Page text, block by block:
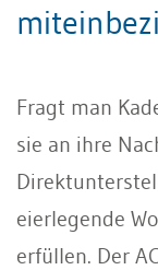
Fragt man
sie an ihre
eierlegende
erfüllen. Der